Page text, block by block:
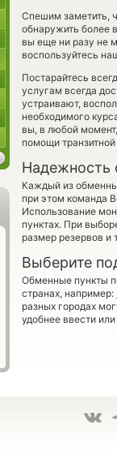
Спешим заметить,
обнаружить более
вы еще ни разу не
воспользуйтесь
Постарайтесь
услугам всегда
устраивают,
необходимого
вы, в любой
помощи
Надежность
Каждый из
при этом команда
Использование
пунктах. При
размер резервов и
Выберите
Обменные пункты
странах, например:
разных городах
удобнее ввести